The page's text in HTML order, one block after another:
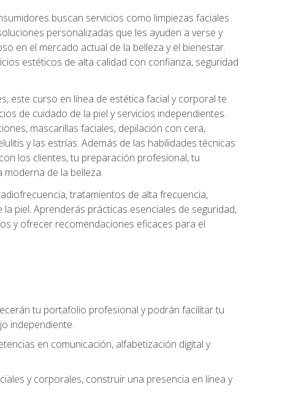
buscan servicios como limpiezas faciales
personalizadas que les ayuden a verse y
en el mercado actual de la belleza y el bienestar.
estéticos de alta calidad con confianza, seguridad
este curso en línea de estética facial y corporal te
de cuidado de la piel y servicios independientes.
mascarillas faciales, depilación con cera,
y las estrías. Además de las habilidades técnicas
los clientes, tu preparación profesional, tu
de la belleza.
tratamientos de alta frecuencia,
piel. Aprenderás prácticas esenciales de seguridad,
y ofrecer recomendaciones eficaces para el
tu portafolio profesional y podrán facilitar tu
independiente.
en comunicación, alfabetización digital y
y corporales, construir una presencia en línea y